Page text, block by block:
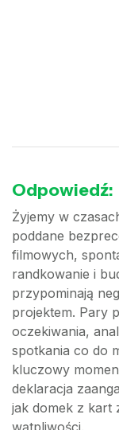
Odpowiedź:
Żyjemy w
poddane
filmowych,
randkowanie i
przypominają
projektem. Pary
oczekiwania,
spotkania co do
kluczowy
deklaracja
jak domek z kart